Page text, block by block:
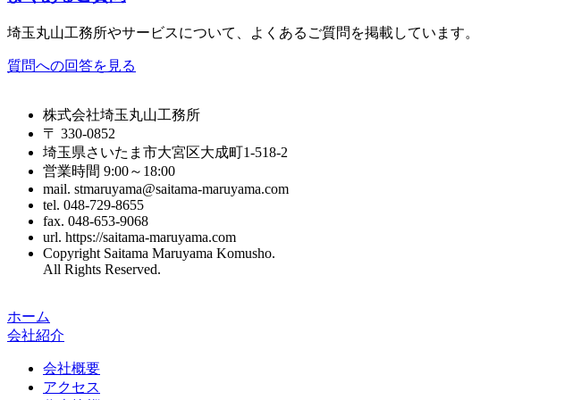
埼玉丸山工務所やサービスについて、よくあるご質問を掲載しています。
質問への回答を見る
株式会社埼玉丸山工務所
〒 330-0852
埼玉県さいたま市大宮区大成町1-518-2
営業時間 9:00～18:00
mail. stmaruyama@saitama-maruyama.com
tel. 048-729-8655
fax. 048-653-9068
url. https://saitama-maruyama.com
Copyright Saitama Maruyama Komusho.
All Rights Reserved.
ホーム
会社紹介
会社概要
アクセス